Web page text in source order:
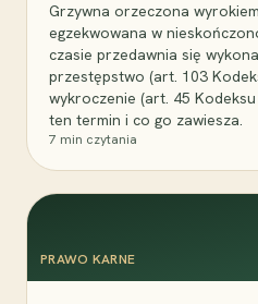
Grzywna orzeczona
egzekwowana w
czasie przedawnia się
przestępstwo (art. 103
wykroczenie (art. 45
ten termin i co go zawiesza.
7 min czytania
PRAWO KARNE